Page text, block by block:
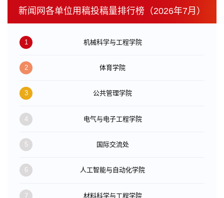
新闻网各单位用稿投稿量排行榜（2026年7月）
1 机械科学与工程学院
2 体育学院
3 公共管理学院
4 电气与电子工程学院
5 国际交流处
6 人工智能与自动化学院
7 材料科学与工程学院